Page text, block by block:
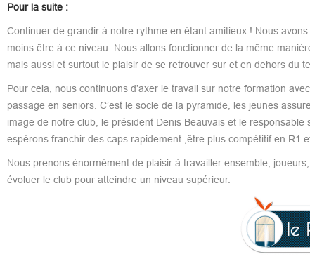
Pour la suite :
Continuer de grandir à notre rythme en étant amitieux ! Nous
moins être à ce niveau. Nous allons fonctionner de la même
mais aussi et surtout le plaisir de se retrouver sur et en dehors du
Pour cela, nous continuons d’axer le travail sur notre formation
passage en seniors. C’est le socle de la pyramide, les jeunes
image de notre club, le président Denis Beauvais et le
espérons franchir des caps rapidement ,être plus compétitif en R1
Nous prenons énormément de plaisir à travailler ensemble,
évoluer le club pour atteindre un niveau supérieur.